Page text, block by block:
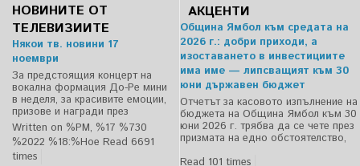
НОВИНИТЕ ОТ
ТЕЛЕВИЗИИТЕ
Някои тв. новини 17
ноември
За предстоящия концерт на
вокална формация До-Ре мини
в неделя, за красивите емоции,
призове и награди през
Written on %PM, %17 %730
%2022 %18:%Ное Read 6691
times
АКЦЕНТИ
Община Ямбол към средата на
2026 г.: добри приходи, а
изоставането в инвестициите
има име — липсващият към 30
юни държавен бюджет
Отчетът за касовото изпълнение на
бюджета на Община Ямбол към 30
юни 2026 г. трябва да се чете през
призмата на едно обстоятелство,
Read 101 times